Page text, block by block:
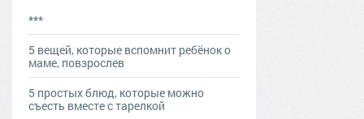
***
5 вещей, которые вспомнит ребёнок о
маме, повзрослев
5 простых блюд, которые можно
съесть вместе с тарелкой